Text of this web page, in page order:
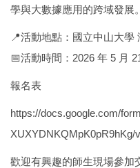
學與大數據應用的跨域發展。
📍活動地點：國立中山大學
📅活動時間：2026 年 5 月
報名表
https://docs.google.com/
XUXYDNKQMpK0pR9hKg/
歡迎有興趣的師生現場參加